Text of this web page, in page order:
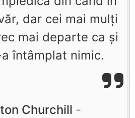
dar cei mai mulţi
mai departe ca şi
întâmplat nimic.
Churchill